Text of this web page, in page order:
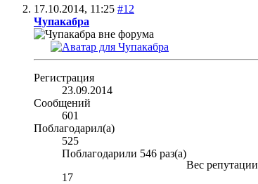
17.10.2014, 11:25 #12
Чупакабра
Регистрация
23.09.2014
Сообщений
601
Поблагодарил(а)
525
Поблагодарили 546 раз(а)
Вес репутации
17